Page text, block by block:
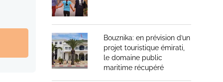
Bouznika: en prévision d’un
projet touristique émirati,
le domaine public
maritime récupéré